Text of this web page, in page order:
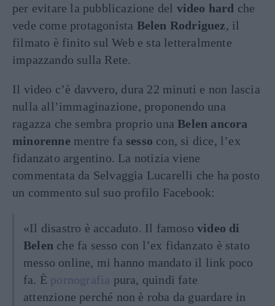
per evitare la pubblicazione del video hard che
vede come protagonista Belen Rodriguez, il
filmato è finito sul Web e sta letteralmente
impazzando sulla Rete.
Il video c’è davvero, dura 22 minuti e non lascia
nulla all’immaginazione, proponendo una
ragazza che sembra proprio unaBelen ancora
minorenne mentre fa sesso con, si dice, l’ex
fidanzato argentino. La notizia viene
commentata da Selvaggia Lucarelli che ha posto
un commento sul suo profilo Facebook:
«Il disastro è accaduto. Il famoso video di
Belen che fa sesso con l’ex fidanzato è stato
messo online, mi hanno mandato il link poco
fa. È pornografia pura, quindi fate
attenzione perché non è roba da guardare in